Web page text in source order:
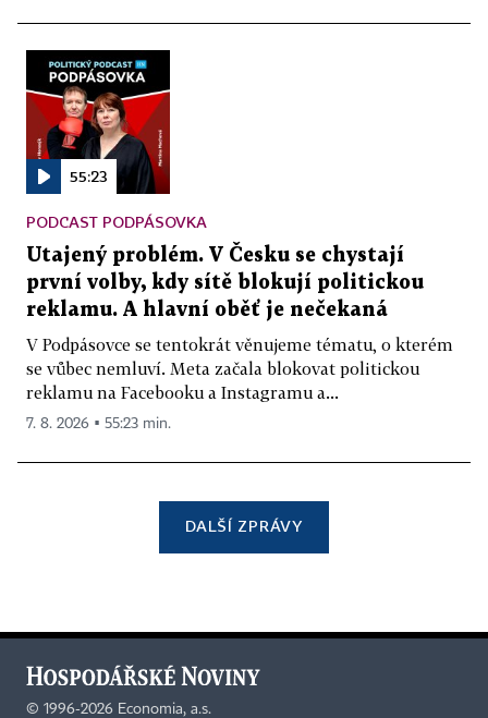
55:23
PODCAST PODPÁSOVKA
Utajený problém. V Česku se chystají
první volby, kdy sítě blokují politickou
reklamu. A hlavní oběť je nečekaná
V Podpásovce se tentokrát věnujeme tématu, o kterém
se vůbec nemluví. Meta začala blokovat politickou
reklamu na Facebooku a Instagramu a...
7. 8. 2026 ▪ 55:23 min.
DALŠÍ ZPRÁVY
© 1996-2026 Economia, a.s.